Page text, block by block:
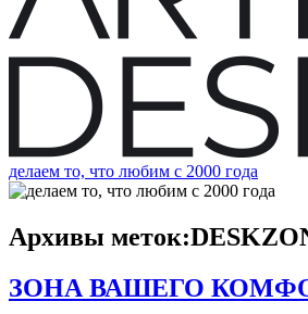
делаем то, что любим с 2000 года
Архивы меток:
ЗОНА ВАШЕГО